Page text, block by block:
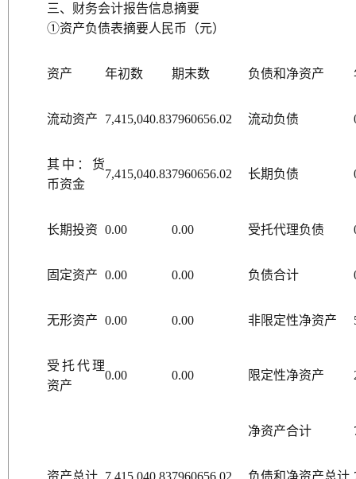
三、财务会计报告信息摘要
①资产负债表摘要人民币（元）
资产 年初数 期末数 负债和净资产
流动资产 7,415,040.837960656.02 流动负债
其中：货
币资金
7,415,040.837960656.02 长期负债
长期投资 0.00 0.00 受托代理负债
固定资产 0.00 0.00 负债合计
无形资产 0.00 0.00 非限定性净资产
受托代理
资产
0.00 0.00 限定性净资产
净资产合计
资产总计 7,415,040.837960656.02 负债和净资产总计